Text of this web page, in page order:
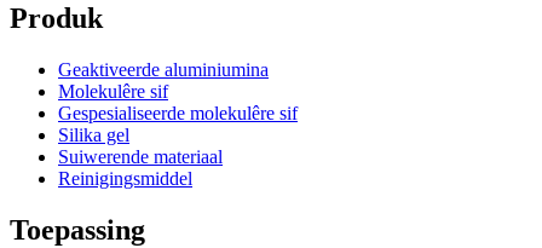
Produk
Geaktiveerde aluminiumina
Molekulêre sif
Gespesialiseerde molekulêre sif
Silika gel
Suiwerende materiaal
Reinigingsmiddel
Toepassing